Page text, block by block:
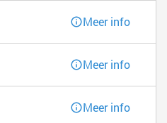
Meer info
Meer info
Meer info